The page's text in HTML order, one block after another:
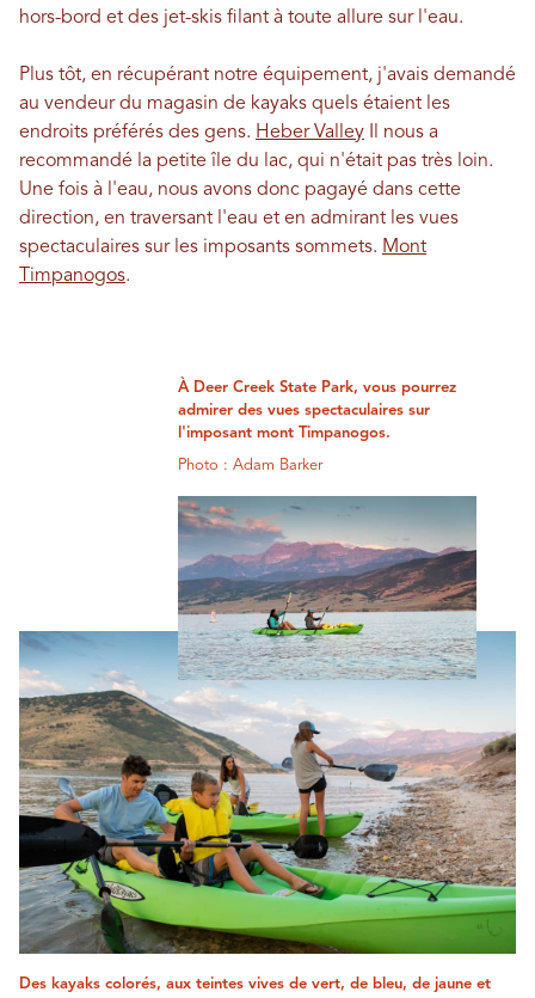
hors-bord et des jet-skis filant à toute allure sur l'eau.
Plus tôt, en récupérant notre équipement, j'avais demandé
au vendeur du magasin de kayaks quels étaient les
endroits préférés des gens. Heber Valley Il nous a
recommandé la petite île du lac, qui n'était pas très loin.
Une fois à l'eau, nous avons donc pagayé dans cette
direction, en traversant l'eau et en admirant les vues
spectaculaires sur les imposants sommets. Mont
Timpanogos.
À Deer Creek State Park, vous pourrez
admirer des vues spectaculaires sur
l'imposant mont Timpanogos.
Photo : Adam Barker
Des kayaks colorés, aux teintes vives de vert, de bleu, de jaune et